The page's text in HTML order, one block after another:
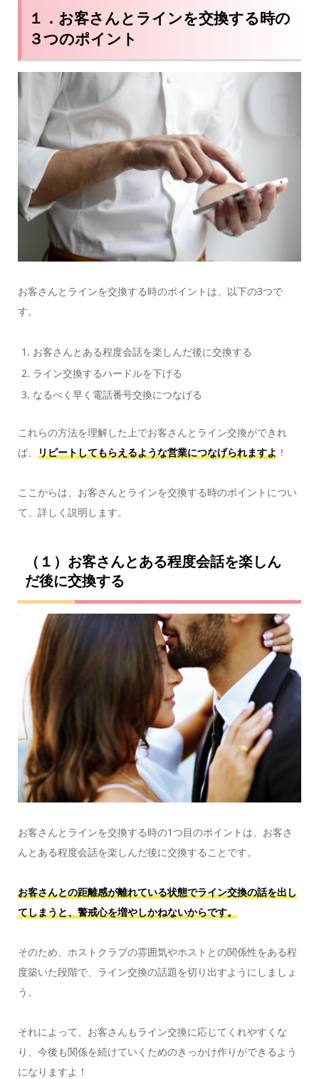
１．お客さんとラインを交換する時の
３つのポイント
お客さんとラインを交換する時のポイントは、以下の3つで
す。
お客さんとある程度会話を楽しんだ後に交換する
ライン交換するハードルを下げる
なるべく早く電話番号交換につなげる
これらの方法を理解した上でお客さんとライン交換ができれ
ば、
リピートしてもらえるような営業につなげられますよ ！
ここからは、お客さんとラインを交換する時のポイントについ
て、詳しく説明します。
（１）お客さんとある程度会話を楽しん
だ後に交換する
お客さんとラインを交換する時の1つ目のポイントは、お客さ
んとある程度会話を楽しんだ後に交換することです。
お客さんとの距離感が離れている状態でライン交換の話を出し
てしまうと、警戒心を増やしかねないからです。
そのため、ホストクラブの雰囲気やホストとの関係性をある程
度築いた段階で、ライン交換の話題を切り出すようにしましょ
う。
それによって、お客さんもライン交換に応じてくれやすくな
り、今後も関係を続けていくためのきっかけ作りができるよう
になりますよ！